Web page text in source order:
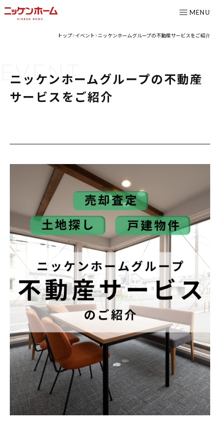
MENU
コンセプト
ニッケンホームの強み
アフターメンテナンス
こだわりのダイニング設計室
ゆとりの暮らし研究所
施工事例
家づくりの流れ
INFORMATION
イベント情報
スタッフブログ
住まいづくりのコラム
お客様の声
よくあるご質問
会社案内
スタッフ紹介
OBのお客様へ
求人情報
トップ イベント ニッケンホームグループの不動産サービスをご紹介
ニッケンホームグループの不動産
サービスをご紹介
EVENT